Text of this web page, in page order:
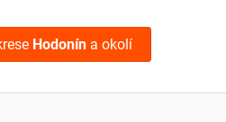
Hodonín a okolí